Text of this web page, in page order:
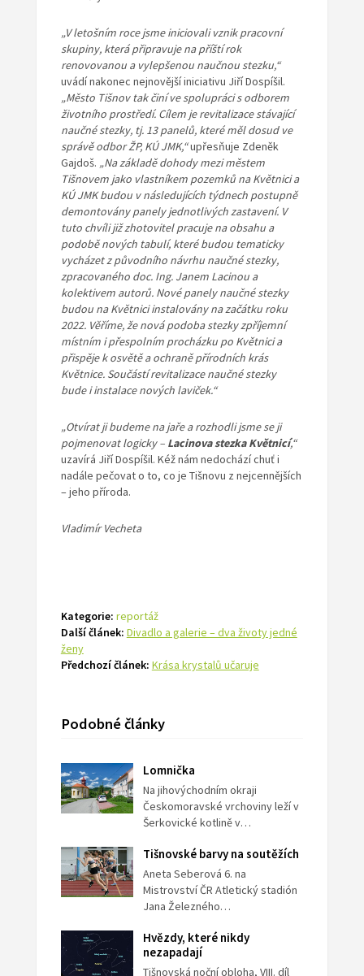
„V letošním roce jsme iniciovali vznik pracovní
skupiny, která připravuje na příští rok
renovovanou a vylepšenou naučnou stezku,“
uvádí nakonec nejnovější iniciativu Jiří Dospíšil.
„Město Tišnov tak činí ve spolupráci s odborem
životního prostředí. Cílem je revitalizace stávající
naučné stezky, tj. 13 panelů, které měl dosud ve
správě odbor ŽP, KÚ JMK,“upřesňuje Zdeněk
Gajdoš. „Na základě dohody mezi městem
Tišnovem jako vlastníkem pozemků na Květnici a
KÚ JMK budou v následujících týdnech postupně
demontovány panely jednotlivých zastavení. V
tuto chvíli již zhotovitel pracuje na obsahu a
podobě nových tabulí, které budou tematicky
vycházet z původního návrhu naučné stezky,
zpracovaného doc. Ing. Janem Lacinou a
kolektivem autorů. Nové panely naučné stezky
budou na Květnici instalovány na začátku roku
2022. Věříme, že nová podoba stezky zpříjemní
místním i přespolním procházku po Květnici a
přispěje k osvětě a ochraně přírodních krás
Květnice. Součástí revitalizace naučné stezky
bude i instalace nových laviček.“
„Otvírat ji budeme na jaře a rozhodli jsme se ji
pojmenovat logicky – Lacinova stezka Květnicí,“
uzavírá Jiří Dospíšil. Kéž nám nedochází chuť i
nadále pečovat o to, co je Tišnovu z nejcennějších
– jeho příroda.
Vladimír Vecheta
Kategorie: reportáž
Další článek: Divadlo a galerie – dva životy jedné
ženy
Předchozí článek: Krása krystalů učaruje
Podobné články
Lomnička
Na jihovýchodním okraji
Českomoravské vrchoviny leží v
Šerkovické kotlině v…
Tišnovské barvy na soutěžích
Aneta Seberová 6. na
Mistrovství ČR Atletický stadión
Jana Železného…
Hvězdy, které nikdy
nezapadají
Tišnovská noční obloha, VIII. díl